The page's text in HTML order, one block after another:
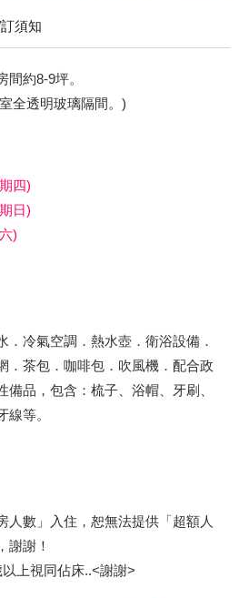
須知
約8-9坪。
全透明玻璃隔間。)
四)
日)
)
．冷氣空調．熱水壺．衛浴設備．
．茶包．咖啡包．吹風機．配合政
備品，包含：梳子、浴帽、牙刷、
線等。
人數」入住，恕無法提供「超額人
謝謝！
上視同佔床..<謝謝>